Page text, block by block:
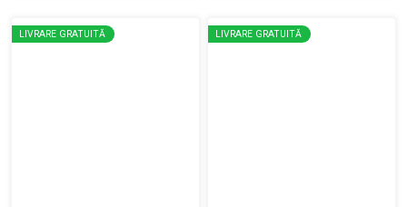
LIVRARE GRATUITĂ LIVRARE GRATUITĂ